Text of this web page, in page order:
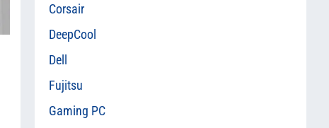
Corsair
DeepCool
Dell
Fujitsu
Gaming PC